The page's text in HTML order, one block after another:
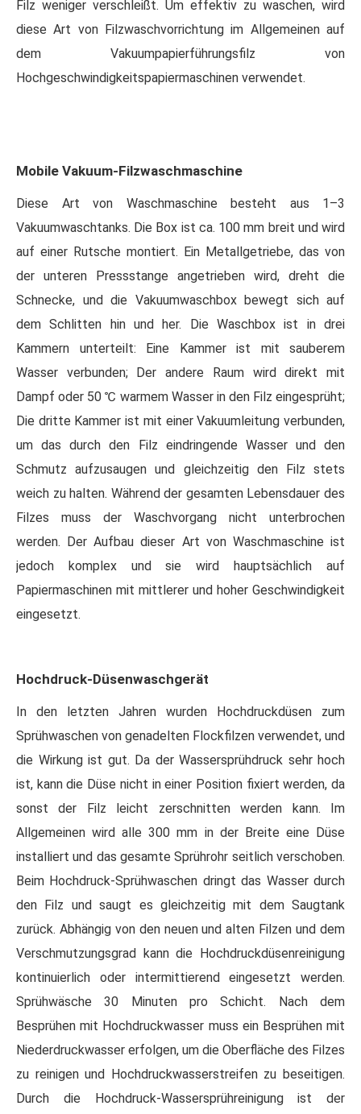
Filz weniger verschleißt. Um effektiv zu waschen, wird
diese Art von Filzwaschvorrichtung im Allgemeinen auf
dem Vakuumpapierführungsfilz von
Hochgeschwindigkeitspapiermaschinen verwendet.
Mobile Vakuum-Filzwaschmaschine
Diese Art von Waschmaschine besteht aus 1–3
Vakuumwaschtanks. Die Box ist ca. 100 mm breit und wird
auf einer Rutsche montiert. Ein Metallgetriebe, das von
der unteren Pressstange angetrieben wird, dreht die
Schnecke, und die Vakuumwaschbox bewegt sich auf
dem Schlitten hin und her. Die Waschbox ist in drei
Kammern unterteilt: Eine Kammer ist mit sauberem
Wasser verbunden; Der andere Raum wird direkt mit
Dampf oder 50 ℃ warmem Wasser in den Filz eingesprüht;
Die dritte Kammer ist mit einer Vakuumleitung verbunden,
um das durch den Filz eindringende Wasser und den
Schmutz aufzusaugen und gleichzeitig den Filz stets
weich zu halten. Während der gesamten Lebensdauer des
Filzes muss der Waschvorgang nicht unterbrochen
werden. Der Aufbau dieser Art von Waschmaschine ist
jedoch komplex und sie wird hauptsächlich auf
Papiermaschinen mit mittlerer und hoher Geschwindigkeit
eingesetzt.
Hochdruck-Düsenwaschgerät
In den letzten Jahren wurden Hochdruckdüsen zum
Sprühwaschen von genadelten Flockfilzen verwendet, und
die Wirkung ist gut. Da der Wassersprühdruck sehr hoch
ist, kann die Düse nicht in einer Position fixiert werden, da
sonst der Filz leicht zerschnitten werden kann. Im
Allgemeinen wird alle 300 mm in der Breite eine Düse
installiert und das gesamte Sprührohr seitlich verschoben.
Beim Hochdruck-Sprühwaschen dringt das Wasser durch
den Filz und saugt es gleichzeitig mit dem Saugtank
zurück. Abhängig von den neuen und alten Filzen und dem
Verschmutzungsgrad kann die Hochdruckdüsenreinigung
kontinuierlich oder intermittierend eingesetzt werden.
Sprühwäsche 30 Minuten pro Schicht. Nach dem
Besprühen mit Hochdruckwasser muss ein Besprühen mit
Niederdruckwasser erfolgen, um die Oberfläche des Filzes
zu reinigen und Hochdruckwasserstreifen zu beseitigen.
Durch die Hochdruck-Wassersprühreinigung ist der